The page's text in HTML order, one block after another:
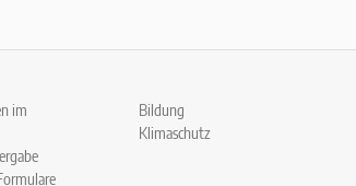
im
Bildung
Klimaschutz